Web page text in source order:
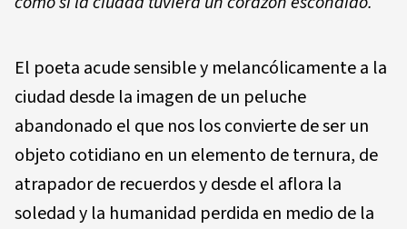
El poeta acude sensible y melancólicamente a la
ciudad desde la imagen de un peluche
abandonado el que nos los convierte de ser un
objeto cotidiano en un elemento de ternura, de
atrapador de recuerdos y desde el aflora la
soledad y la humanidad perdida en medio de la